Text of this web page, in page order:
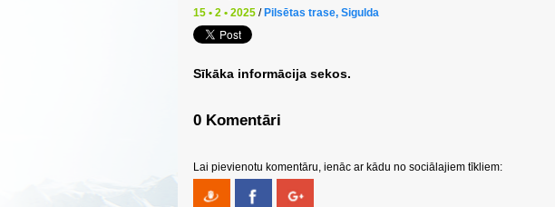
15 • 2 • 2025 / Pilsētas trase, Sigulda
Sīkāka informācija sekos.
0 Komentāri
Lai pievienotu komentāru, ienāc ar kādu no sociālajiem tīkliem: